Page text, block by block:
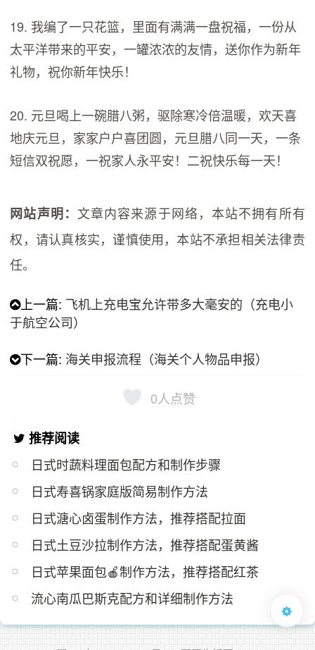
19. 我编了一只花篮，里面有满满一盘祝福，一份从
太平洋带来的平安，一罐浓浓的友情，送你作为新年
礼物，祝你新年快乐！
20. 元旦喝上一碗腊八粥，驱除寒冷倍温暖，欢天喜
地庆元旦，家家户户喜团圆，元旦腊八同一天，一条
短信双祝愿，一祝家人永平安！二祝快乐每一天！
网站声明： 文章内容来源于网络，本站不拥有所有
权，请认真核实，谨慎使用，本站不承担相关法律责
任。
上一篇: 飞机上充电宝允许带多大毫安的（充电小
于航空公司）
下一篇: 海关申报流程（海关个人物品申报）
0人点赞
推荐阅读
日式时蔬料理面包配方和制作步骤
日式寿喜锅家庭版简易制作方法
日式溏心卤蛋制作方法，推荐搭配拉面
日式土豆沙拉制作方法，推荐搭配蛋黄酱
日式苹果面包🍎制作方法，推荐搭配红茶
流心南瓜巴斯克配方和详细制作方法